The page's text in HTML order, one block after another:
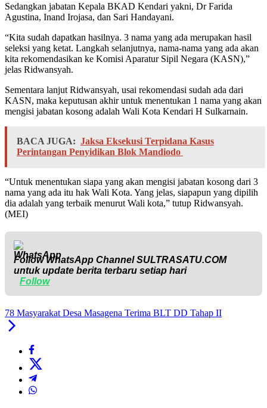
Sedangkan jabatan Kepala BKAD Kendari yakni, Dr Farida
Agustina, Inand Irojasa, dan Sari Handayani.
“Kita sudah dapatkan hasilnya. 3 nama yang ada merupakan hasil
seleksi yang ketat. Langkah selanjutnya, nama-nama yang ada akan
kita rekomendasikan ke Komisi Aparatur Sipil Negara (KASN),”
jelas Ridwansyah.
Sementara lanjut Ridwansyah, usai rekomendasi sudah ada dari
KASN, maka keputusan akhir untuk menentukan 1 nama yang akan
mengisi jabatan kosong adalah Wali Kota Kendari H Sulkarnain.
BACA JUGA: Jaksa Eksekusi Terpidana Kasus
Perintangan Penyidikan Blok Mandiodo
“Untuk menentukan siapa yang akan mengisi jabatan kosong dari 3
nama yang ada itu hak Wali Kota. Yang jelas, siapapun yang dipilih
dia adalah yang terbaik menurut Wali kota,” tutup Ridwansyah.
(MEI)
Follow WhatsApp ChannelSULTRASATU.COM
untuk update berita terbaru setiap hari
Follow
78 Masyarakat Desa Masagena Terima BLT DD Tahap II